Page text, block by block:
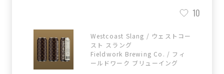
10
Westcoast Slang / ウェストコー
スト スラング
Fieldwork Brewing Co. / フィ
ールドワーク ブリューイング